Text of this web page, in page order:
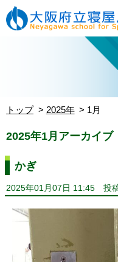
トップ 2025年 1月
2025年1月アーカイブ
かぎ
2025年01月07日 11:45 投